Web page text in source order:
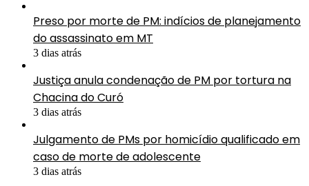
Preso por morte de PM: indícios de planejamento
do assassinato em MT
3 dias atrás
Justiça anula condenação de PM por tortura na
Chacina do Curó
3 dias atrás
Julgamento de PMs por homicídio qualificado em
caso de morte de adolescente
3 dias atrás